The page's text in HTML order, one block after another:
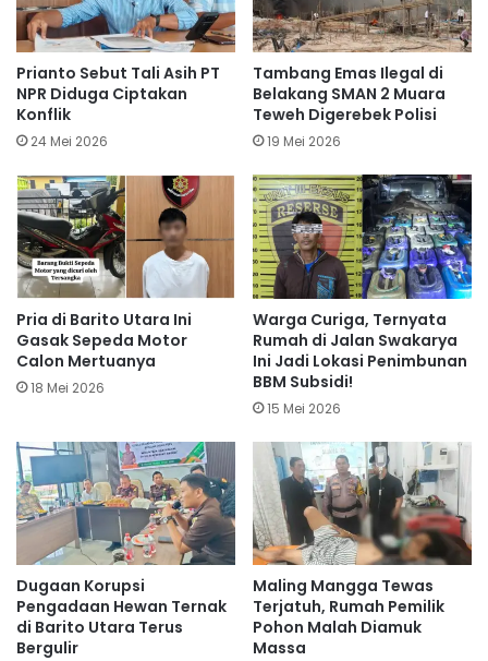
Prianto Sebut Tali Asih PT
NPR Diduga Ciptakan
Konflik
24 Mei 2026
Tambang Emas Ilegal di
Belakang SMAN 2 Muara
Teweh Digerebek Polisi
19 Mei 2026
Pria di Barito Utara Ini
Gasak Sepeda Motor
Calon Mertuanya
18 Mei 2026
Warga Curiga, Ternyata
Rumah di Jalan Swakarya
Ini Jadi Lokasi Penimbunan
BBM Subsidi!
15 Mei 2026
Dugaan Korupsi
Pengadaan Hewan Ternak
di Barito Utara Terus
Bergulir
Maling Mangga Tewas
Terjatuh, Rumah Pemilik
Pohon Malah Diamuk
Massa